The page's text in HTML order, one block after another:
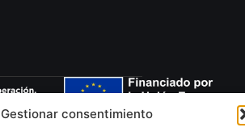
Gestionar consentimiento